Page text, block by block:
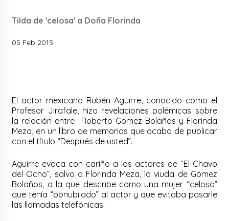
Tilda de 'celosa' a Doña Florinda
05 Feb 2015
El actor mexicano Rubén Aguirre, conocido como el
Profesor Jirafale, hizo revelaciones polémicas sobre
la relación entre Roberto Gómez Bolaños y Florinda
Meza, en un libro de memorias que acaba de publicar
con el título “Después de usted”.
Aguirre evoca con cariño a los actores de “El Chavo
del Ocho”, salvo a Florinda Meza, la viuda de Gómez
Bolaños, a la que describe como una mujer “celosa”
que tenía “obnubilado” al actor y que evitaba pasarle
las llamadas telefónicas.